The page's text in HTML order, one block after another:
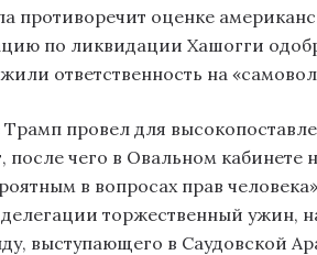
противоречит оценке
по ликвидации Хашогги
ответственность на
Трамп провел для
после чего в Овальном
в вопросах прав
делегации торжественный ужин,
выступающего в Саудовской